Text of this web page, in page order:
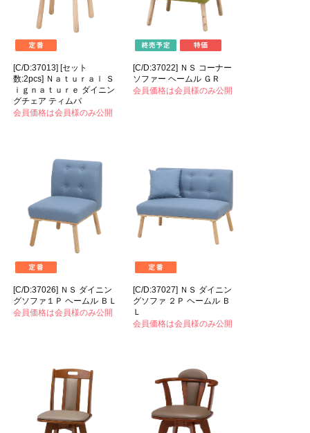
[C/D:37013] [セット
数:2pcs] Ｎａｔｕｒａｌ Ｓ
ｉｇｎａｔｕｒｅ ダイニン
グチェア ティムバ
会員価格は会員様のみ公開
[C/D:37022] ＮＳ コーナー
ソファー ヘームル ＧＲ
会員価格は会員様のみ公開
[C/D:37026] ＮＳ ダイニン
グソファ１Ｐ ヘームル ＢＬ
会員価格は会員様のみ公開
[C/D:37027] ＮＳ ダイニン
グソファ ２Ｐ ヘームル Ｂ
Ｌ
会員価格は会員様のみ公開